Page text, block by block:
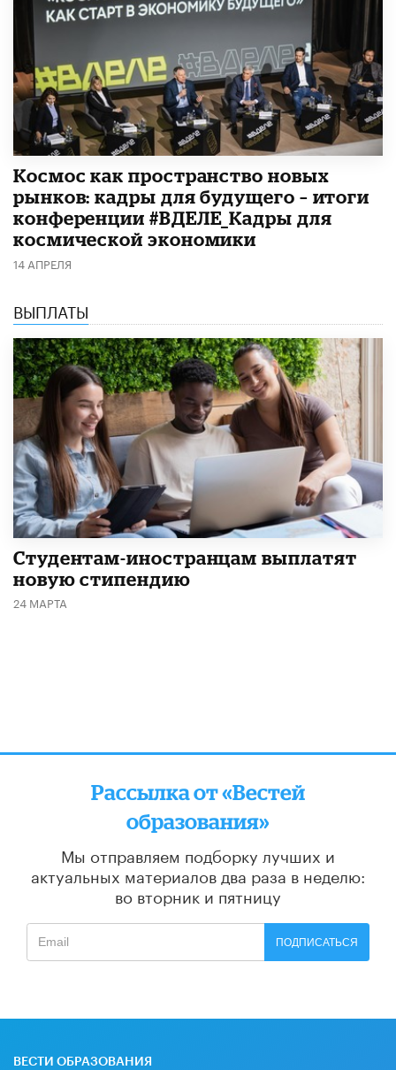
Космос как пространство новых
рынков: кадры для будущего – итоги
конференции #ВДЕЛЕ_Кадры для
космической экономики
14 АПРЕЛЯ
ВЫПЛАТЫ
Студентам-иностранцам выплатят
новую стипендию
24 МАРТА
Рассылка от «Вестей
образования»
Мы отправляем подборку лучших и
актуальных материалов два раза в неделю:
во вторник и пятницу
ПОДПИСАТЬСЯ
ВЕСТИ ОБРАЗОВАНИЯ